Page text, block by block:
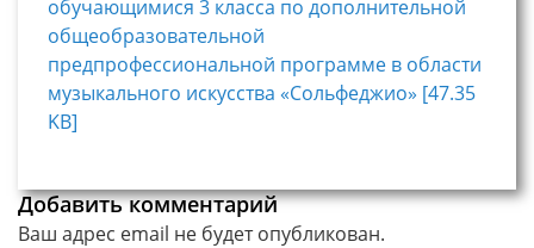
обучающимися 3 класса по дополнительной
общеобразовательной
предпрофессиональной программе в области
музыкального искусства «Сольфеджио» [47.35
KB]
Добавить комментарий
Ваш адрес email не будет опубликован.